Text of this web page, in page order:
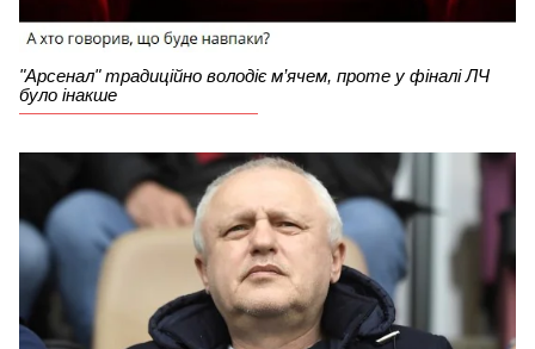
"Арсенал" традиційно володіє м’ячем, проте у фіналі ЛЧ
було інакше